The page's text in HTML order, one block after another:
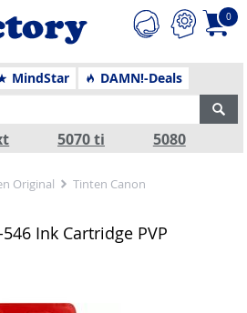
0
MindStar DAMN!-Deals
5070 ti 5080
Original Tinten Canon
Ink Cartridge PVP